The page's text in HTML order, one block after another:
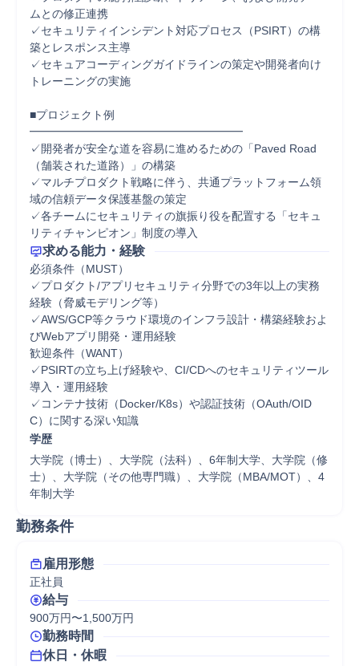
ムとの修正連携
✓セキュリティインシデント対応プロセス（PSIRT）の構
築とレスポンス主導
✓セキュアコーディングガイドラインの策定や開発者向け
トレーニングの実施
■プロジェクト例
━━━━━━━━━━━━━━━━━━━
✓開発者が安全な道を容易に進めるための「Paved Road
（舗装された道路）」の構築
✓マルチプロダクト戦略に伴う、共通プラットフォーム領
域の信頼データ保護基盤の策定
✓各チームにセキュリティの旗振り役を配置する「セキュ
リティチャンピオン」制度の導入
求める能力・経験
必須条件（MUST）
✓プロダクト/アプリセキュリティ分野での3年以上の実務
経験（脅威モデリング等）
✓AWS/GCP等クラウド環境のインフラ設計・構築経験およ
びWebアプリ開発・運用経験
歓迎条件（WANT）
✓PSIRTの立ち上げ経験や、CI/CDへのセキュリティツール
導入・運用経験
✓コンテナ技術（Docker/K8s）や認証技術（OAuth/OID
C）に関する深い知識
学歴
大学院（博士）、大学院（法科）、6年制大学、大学院（修
士）、大学院（その他専門職）、大学院（MBA/MOT）、4
年制大学
勤務条件
雇用形態
正社員
給与
900万円〜1,500万円
勤務時間
休日・休暇